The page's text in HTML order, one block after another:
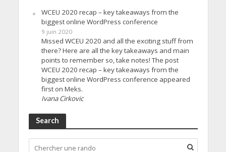
WCEU 2020 recap – key takeaways from the
biggest online WordPress conference
9 juin 2020
Missed WCEU 2020 and all the exciting stuff from
there? Here are all the key takeaways and main
points to remember so, take notes! The post
WCEU 2020 recap – key takeaways from the
biggest online WordPress conference appeared
first on Meks.
Ivana Cirkovic
Search